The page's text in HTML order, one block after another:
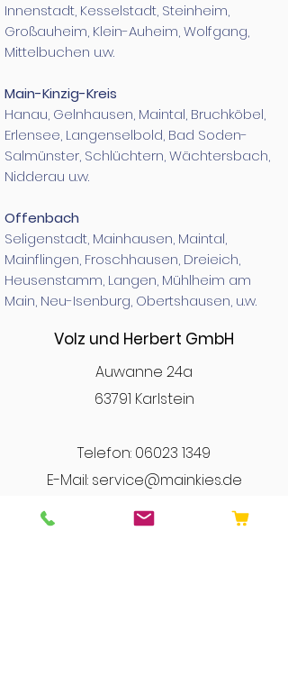
Innenstadt, Kesselstadt, Steinheim,
Großauheim, Klein-Auheim, Wolfgang,
Mittelbuchen u.w.​
Main-Kinzig-Kreis
Hanau, Gelnhausen, Maintal, Bruchköbel,
Erlensee, Langenselbold, Bad Soden-
Salmünster, Schlüchtern, Wächtersbach,
Nidderau u.w.​
Offenbach
Seligenstadt, Mainhausen, Maintal,
Mainflingen, Froschhausen, Dreieich,
Heusenstamm, Langen, Mühlheim am
Main, Neu-Isenburg, Obertshausen, u.w.​​​
Volz und Herbert GmbH
Auwanne 24a
63791 Karlstein
Telefon: 06023 1349
E-Mail: service@mainkies.de
Öffnungszeiten: